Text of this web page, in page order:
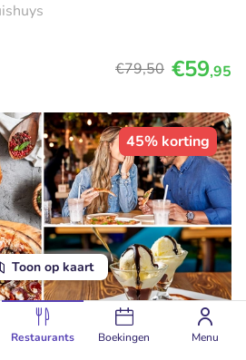
Restaurants Boekingen Menu
Toon op kaart
€79,50 €59,95
45% korting